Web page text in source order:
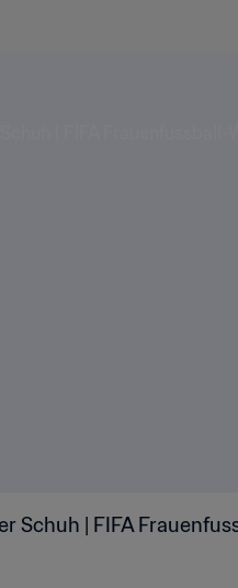
Schuh | FIFA